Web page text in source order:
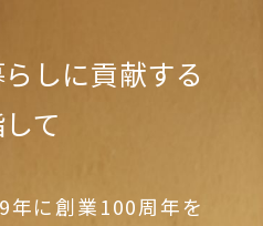
しに貢献する
て
年に創業100周年を